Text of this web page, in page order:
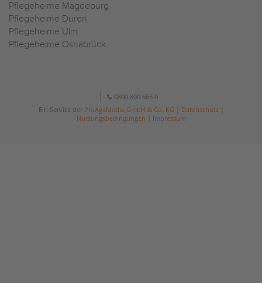
Pflegeheime Magdeburg
Pflegeheime Düren
Pflegeheime Ulm
Pflegeheime Osnabrück
0800 800 666 0
Ein Service der ProAgeMedia GmbH & Co. KG Datenschutz|
Nutzungsbedingungen
Impressum